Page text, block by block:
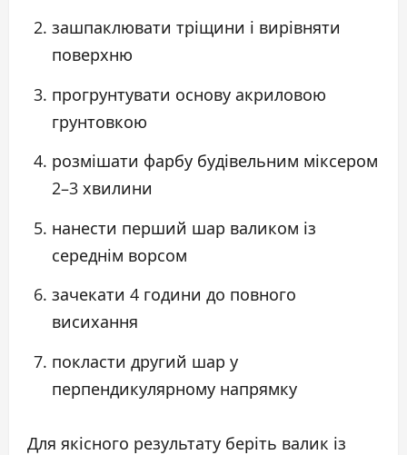
зашпаклювати тріщини і вирівняти
поверхню
прогрунтувати основу акриловою
грунтовкою
розмішати фарбу будівельним міксером
2–3 хвилини
нанести перший шар валиком із
середнім ворсом
зачекати 4 години до повного
висихання
покласти другий шар у
перпендикулярному напрямку
Для якісного результату беріть валик із